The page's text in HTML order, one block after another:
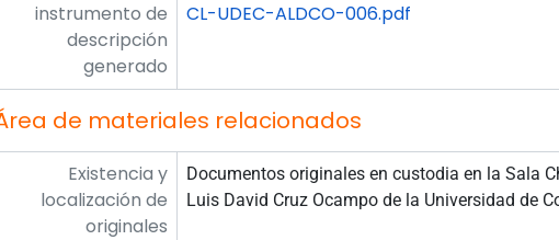
instrumento de
descripción
generado
CL-UDEC-ALDCO-006.pdf
de materiales relacionados
Existencia y
localización de
originales
Documentos originales en custodia en la Sala
Luis David Cruz Ocampo de la Universidad de